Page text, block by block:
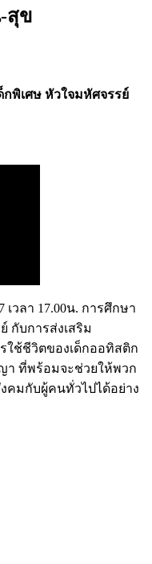
สุข
พิเศษ หัวใจมหัศจรรย์
วลา 17.00น. การศึกษา
กับการส่งเสริม
ใช้ชีวิตของเด็กออทิสติก
า ที่พร้อมจะช่วยให้พวก
คมกับผู้คนทั่วไปได้อย่าง